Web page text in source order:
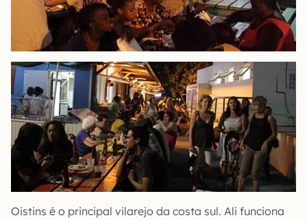
Oistins é o principal vilarejo da costa sul. Ali funciona